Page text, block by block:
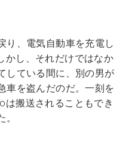
り、電気自動車を充電し
かし、それだけではなか
している間に、別の男が
車を盗んだのだ。一刻を
は搬送されることもでき